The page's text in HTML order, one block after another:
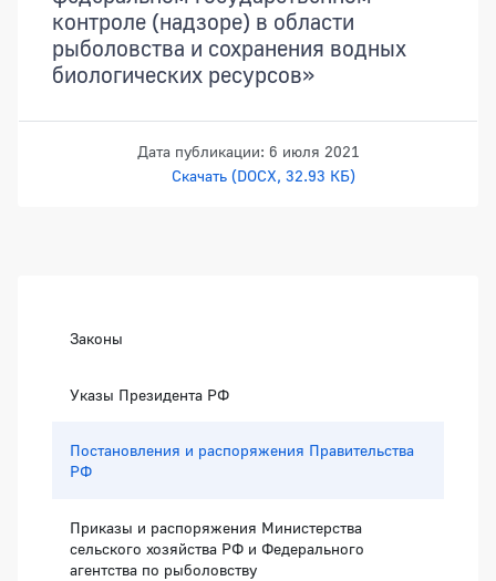
контроле (надзоре) в области
рыболовства и сохранения водных
биологических ресурсов»
Дата публикации: 6 июля 2021
Скачать (DOCX, 32.93 КБ)
Законы
Указы Президента РФ
Постановления и распоряжения Правительства
РФ
Приказы и распоряжения Министерства
сельского хозяйства РФ и Федерального
агентства по рыболовству